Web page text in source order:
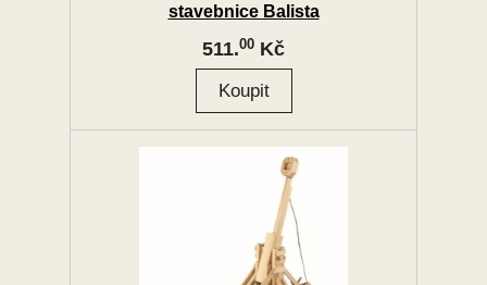
stavebnice Balista
511.00 Kč